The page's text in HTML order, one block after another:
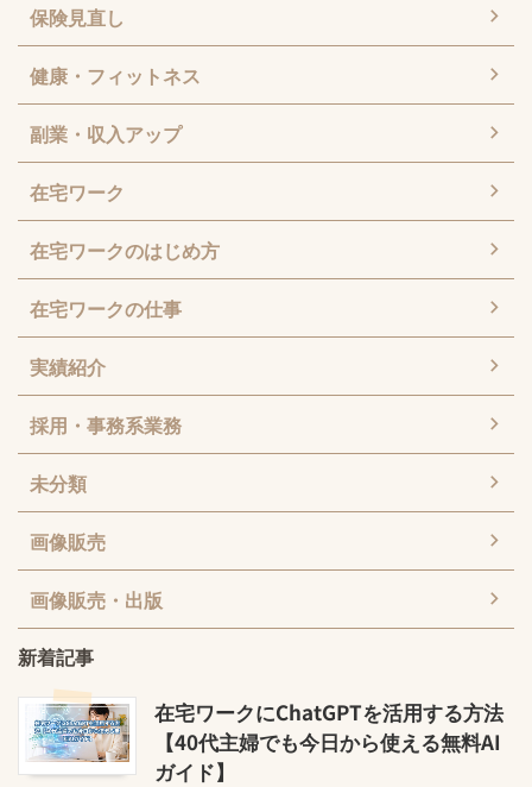
保険見直し
健康・フィットネス
副業・収入アップ
在宅ワーク
在宅ワークのはじめ方
在宅ワークの仕事
実績紹介
採用・事務系業務
未分類
画像販売
画像販売・出版
新着記事
在宅ワークにChatGPTを活用する方法
【40代主婦でも今日から使える無料AI
ガイド】